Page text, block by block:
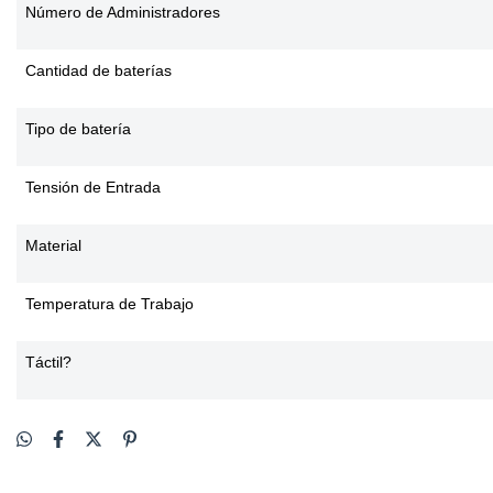
Número de Administradores
Cantidad de baterías
Tipo de batería
Tensión de Entrada
Material
Temperatura de Trabajo
Táctil?